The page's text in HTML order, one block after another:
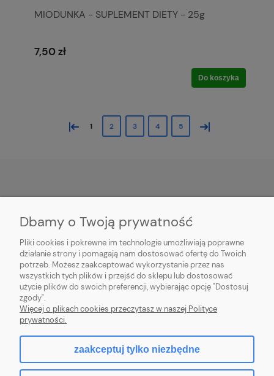
MIODUNKA - SUPLEMENT DIETY - 25g
7,50 zł
Do koszyka
« 1 2 3 4 5 »
PŁATNOŚĆ I DOSTAWA
MOJE KONTO
O FIRMIE
Dbamy o Twoją prywatność
Pliki cookies i pokrewne im technologie umożliwiają poprawne
działanie strony i pomagają nam dostosować ofertę do Twoich
potrzeb. Możesz zaakceptować wykorzystanie przez nas
wszystkich tych plików i przejść do sklepu lub dostosować
użycie plików do swoich preferencji, wybierając opcję "Dostosuj
zgody".
Więcej o plikach cookies przeczytasz w naszej Polityce
prywatności.
zaakceptuj tylko niezbędne